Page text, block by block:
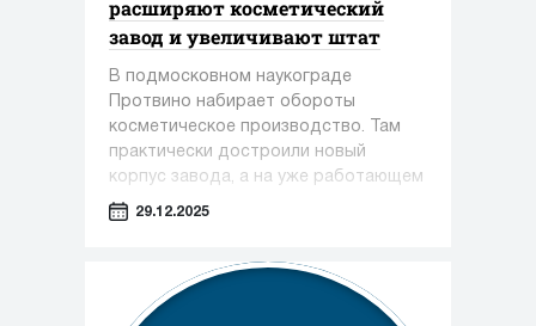
расширяют косметический
завод и увеличивают штат
В подмосковном наукограде
Протвино набирает обороты
косметическое производство. Там
практически достроили новый
корпус завода, а на уже работающем
предприятии только за этот год
29.12.2025